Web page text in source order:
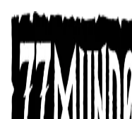
a
la
navegación
al
contenido
Inicio Contacto